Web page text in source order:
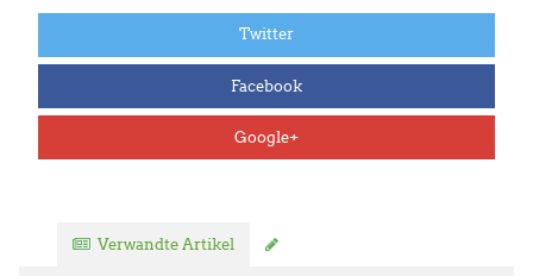
Twitter
Facebook
Google+
Verwandte Artikel